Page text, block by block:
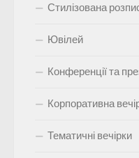
Стилізована
Ювілей
Конференції та
Корпоративна
Тематичні вечірки